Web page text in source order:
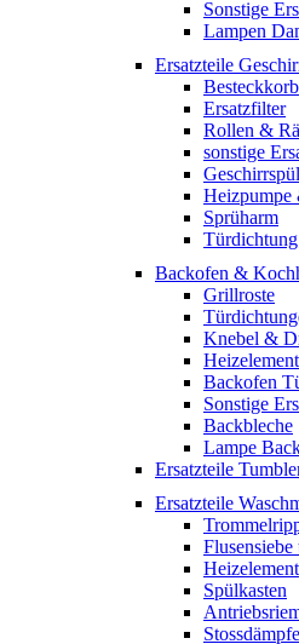
Sonstige
Lampen
Ersatzteile
Besteckkorb
Ersatzfilter
Rollen &
sonstige
Heizpumpe
Sprüharm
Backofen &
Grillroste
Knebel &
Backofen
Sonstige
Backbleche
Lampe
Ersatzteile
Ersatzteile
Heizelement
Spülkasten